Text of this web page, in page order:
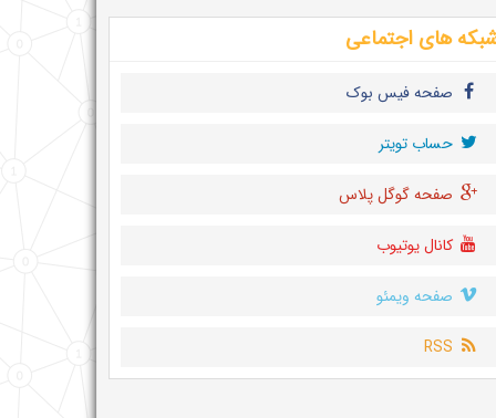
های اجتماعی
صفحه فیس بوک
حساب تويتر
صفحه گوگل پلاس
کانال یوتیوب
صفحه ویمئو